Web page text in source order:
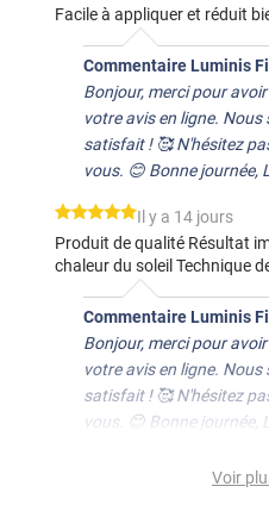
Facile à appliquer et réduit
Commentaire Luminis
Bonjour, merci pour
votre avis en ligne.
satisfait ! 🥰 N'hésitez
vous. 😊 Bonne journée,
*****
Il y a 14 jours
Produit de qualité Résultat
chaleur du soleil Technique
Commentaire Luminis
Bonjour, merci pour
votre avis en ligne.
satisfait ! 🥰 N'hésitez
vous. 😊 Bonne journée,
Il y a 21 jours
Voir